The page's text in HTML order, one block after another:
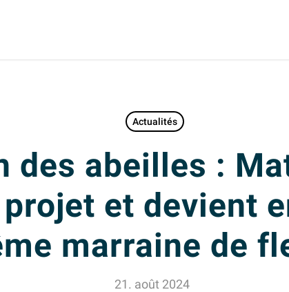
Actualités
des abeilles :
projet et devient
marraine de
21. août 2024